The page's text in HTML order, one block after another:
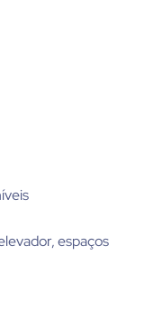
espaços